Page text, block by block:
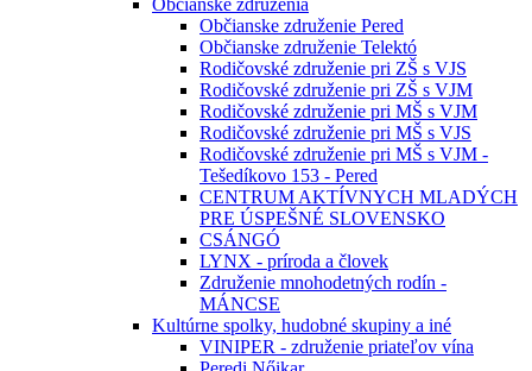
Občianske združenia
Občianske združenie Pered
Občianske združenie Telektó
Rodičovské združenie pri ZŠ s VJS
Rodičovské združenie pri ZŠ s VJM
Rodičovské združenie pri MŠ s VJM
Rodičovské združenie pri MŠ s VJS
Rodičovské združenie pri MŠ s VJM -
Tešedíkovo 153 - Pered
CENTRUM AKTÍVNYCH MLADÝCH
PRE ÚSPEŠNÉ SLOVENSKO
CSÁNGÓ
LYNX - príroda a človek
Združenie mnohodetných rodín -
MÁNCSE
Kultúrne spolky, hudobné skupiny a iné
VINIPER - združenie priateľov vína